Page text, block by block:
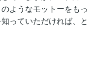
ようなモットーをもっ
っていただければ、と